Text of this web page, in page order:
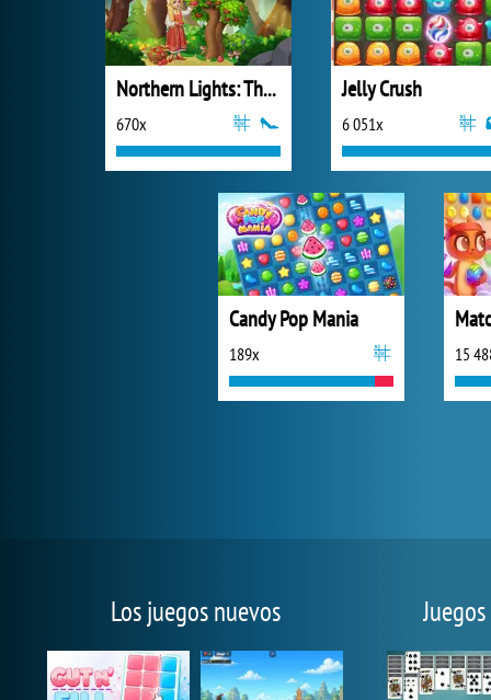
Northern Lights: The Secret of the Forest
670x
Jelly Crush
6 051x
Candy Pop Mania
189x 15
Los juegos nuevos